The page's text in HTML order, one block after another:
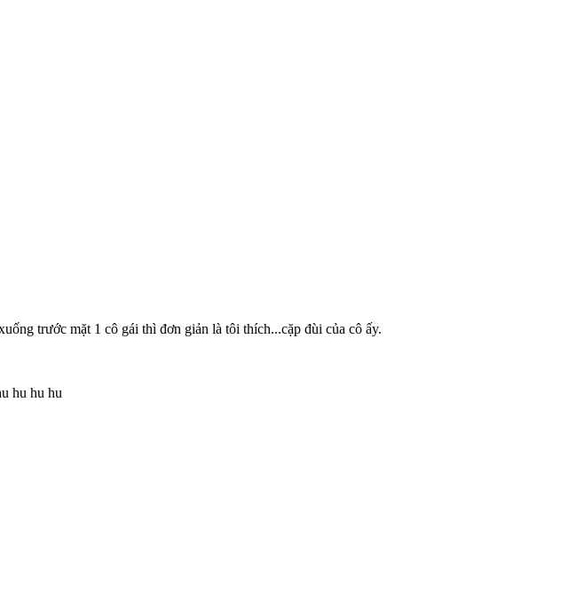
trước mặt 1 cô gái thì đơn giản là tôi thích...cặp đùi của cô ấy.
hu hu hu